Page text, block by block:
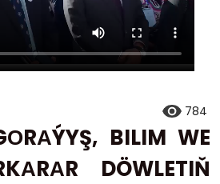
784
BILIM WE
DÖWLETIŇ